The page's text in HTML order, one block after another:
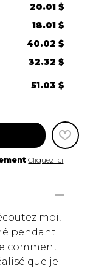
20.01 $
18.01 $
40.02 $
32.32 $
51.03 $
Cliquez ici
moi,
pendant
comment
que je